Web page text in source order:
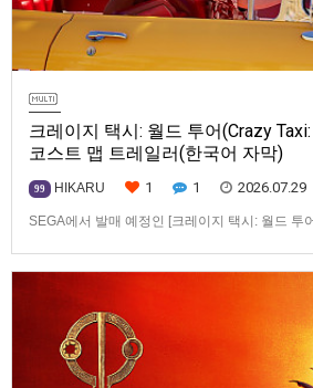
크레이지 택시: 월드 투어(Crazy
코스트 맵 트레일러(한국어 자막)
99 HIKARU 1 1 2026.07.29
SEGA에서 발매 예정인 [크레이지 택시: 월드 투